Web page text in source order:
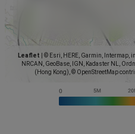
Leaflet
© Esri, HERE, Garmin, Intermap,
NRCAN, GeoBase, IGN, Kadaster NL,
(Hong Kong), © OpenStreetMap